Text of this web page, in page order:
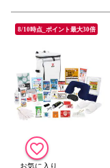
8/10時点_ポイント最大30倍